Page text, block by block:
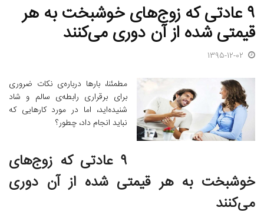
۹ عادتی که زوج‌های خوشبخت به هر
قیمتی شده از آن دوری می‌‌کنند
1395-12-02
مطمئنا، بارها درباره‌ی نکات ضروری
برای برقراری رابطه‌ی سالم و شاد
شنیده‌اید، اما در مورد کارهایی که
نباید انجام داد، چطور؟
۹ عادتی که زوج‌های
خوشبخت به هر قیمتی شده از آن دوری
می‌‌کنند